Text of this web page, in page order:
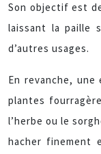
Son objectif est
laissant la paille
d’autres usages.
En revanche,
plantes
l’herbe ou le
hacher finement